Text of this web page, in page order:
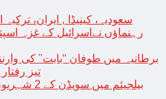
سعودیہ، کینیڈا , ایران،
رہنماؤں نےاسرائیل کے غزہ
برطانیہ میں طوفان “بابت” کی
تیز
بیلجیئم